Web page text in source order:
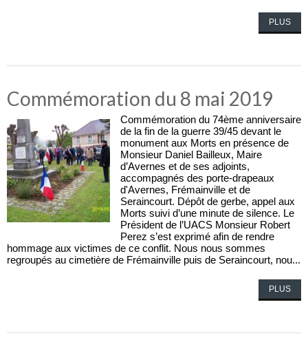
PLUS
Commémoration du 8 mai 2019
Commémoration du 74ème anniversaire
de la fin de la guerre 39/45 devant le
monument aux Morts en présence de
Monsieur Daniel Bailleux, Maire
d’Avernes et de ses adjoints,
accompagnés des porte-drapeaux
d'Avernes, Frémainville et de
Seraincourt. Dépôt de gerbe, appel aux
Morts suivi d’une minute de silence. Le
Président de l’UACS Monsieur Robert
Perez s’est exprimé afin de rendre
hommage aux victimes de ce conflit. Nous nous sommes
regroupés au cimetière de Frémainville puis de Seraincourt, nou...
PLUS